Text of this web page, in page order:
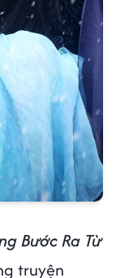
Bước Ra Từ
truyện